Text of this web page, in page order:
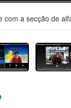
com a secção de